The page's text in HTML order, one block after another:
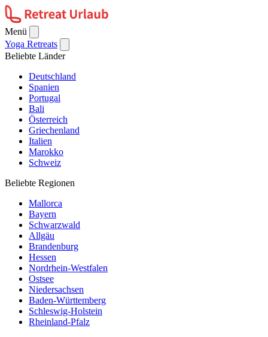
Menü
Yoga Retreats
Beliebte Länder
Deutschland
Spanien
Portugal
Bali
Österreich
Griechenland
Italien
Marokko
Schweiz
Beliebte Regionen
Mallorca
Bayern
Schwarzwald
Allgäu
Brandenburg
Hessen
Nordrhein-Westfalen
Ostsee
Niedersachsen
Baden-Württemberg
Schleswig-Holstein
Rheinland-Pfalz